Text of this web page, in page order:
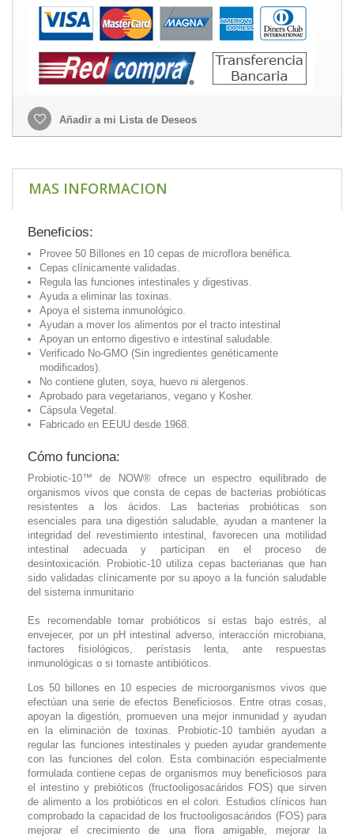
Añadir a mi Lista de Deseos
MAS INFORMACION
Beneficios:
Provee 50 Billones en 10 cepas de microflora benéfica.
Cepas clínicamente validadas.
Regula las funciones intestinales y digestivas.
Ayuda a eliminar las toxinas.
Apoya el sistema inmunológico.
Ayudan a mover los alimentos por el tracto intestinal
Apoyan un entorno digestivo e intestinal saludable.
Verificado No-GMO (Sin ingredientes genéticamente
modificados).
No contiene gluten, soya, huevo ni alergenos.
Aprobado para vegetarianos, vegano y Kosher.
Cápsula Vegetal.
Fabricado en EEUU desde 1968.
Cómo funciona:
Probiotic-10™ de NOW® ofrece un espectro equilibrado de
organismos vivos que consta de cepas de bacterias probióticas
resistentes a los ácidos. Las bacterias probióticas son
esenciales para una digestión saludable, ayudan a mantener la
integridad del revestimiento intestinal, favorecen una motilidad
intestinal adecuada y participan en el proceso de
desintoxicación. Probiotic-10 utiliza cepas bacterianas que han
sido validadas clínicamente por su apoyo a la función saludable
del sistema inmunitario
Es recomendable tomar probióticos si estas bajo estrés, al
envejecer, por un pH intestinal adverso, interacción microbiana,
factores fisiológicos, perístasis lenta, ante respuestas
inmunológicas o si tomaste antibióticos.
Los 50 billones en 10 especies de microorganismos vivos que
efectúan una serie de efectos Beneficiosos. Entre otras cosas,
apoyan la digestión, promueven una mejor inmunidad y ayudan
en la eliminación de toxinas. Probiotic-10 también ayudan a
regular las funciones intestinales y pueden ayudar grandemente
con las funciones del colon. Esta combinación especialmente
formulada contiene cepas de organismos muy beneficiosos para
el intestino y prebióticos (fructooligosacáridos FOS) que sirven
de alimento a los probióticos en el colon. Estudios clínicos han
comprobado la capacidad de los fructooligosacáridos (FOS) para
mejorar el crecimiento de una flora amigable, mejorar la